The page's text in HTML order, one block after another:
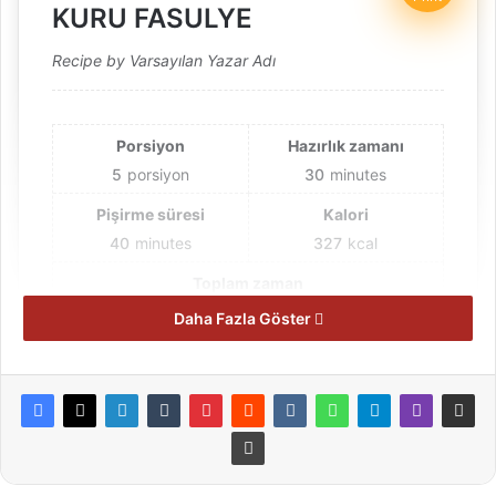
KURU FASULYE
Recipe by Varsayılan Yazar Adı
Porsiyon
5 porsiyon
Hazırlık zamanı
30 minutes
Pişirme süresi
40 minutes
Kalori
327 kcal
1
hour10 minutes
Malzemeler
Daha Fazla Göster